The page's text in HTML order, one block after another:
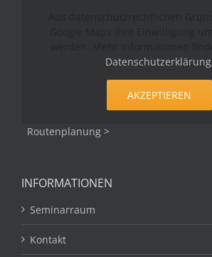
Datenschutzerklärung.
AKZEPTIEREN
Routenplanung >
INFORMATIONEN
Seminarraum
Kontakt